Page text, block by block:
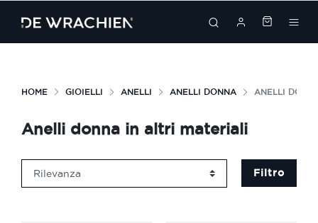
search
HOME GIOIELLI ANELLI ANELLI DONNA ANELLI
Anelli donna in altri materiali
Filtro